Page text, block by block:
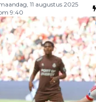
11 augustus 2025
9:40